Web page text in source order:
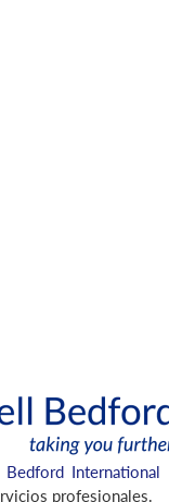
Bedford International
profesionales.